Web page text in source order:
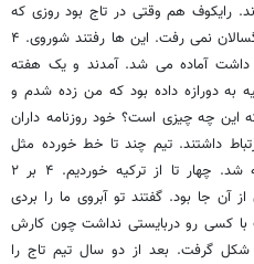
رایکوف هم وقتی در تاج بود روزی که
تمرین ما می آمد بعد از ظهر تمرین بزرگسالان نمی رفت. این ها رفتند شوروی. ۴
خوردند. تیم داشت آماده می شد. آمدند و یک هفته
به دورازه داده بود که من زده شدم و
این چه چیزی است؟ خود روزنامه داران
داشتند. تیم چند تا خط خورده مثل
امیر عابدینی داشت و بعد راهی ترکیه شد. چهار تا از ترکیه خوردیم. ۴ بر ۲
آن جا بود. گفتند تو آبروی ما را بردی
کسی رو دربایستی نداشت چون کارش
شکل گرفت. بعد از دو سال تیم تاج را